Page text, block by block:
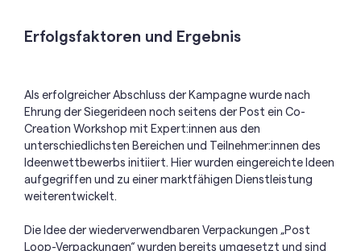
Erfolgsfaktoren und Ergebnis
Als erfolgreicher Abschluss der Kampagne wurde nach
Ehrung der Siegerideen noch seitens der Post ein Co-
Creation Workshop mit Expert:innen aus den
unterschiedlichsten Bereichen und Teilnehmer:innen des
Ideenwettbewerbs initiiert. Hier wurden eingereichte Ideen
aufgegriffen und zu einer marktfähigen Dienstleistung
weiterentwickelt.
Die Idee der wiederverwendbaren Verpackungen „Post
Loop-Verpackungen“ wurden bereits umgesetzt und sind